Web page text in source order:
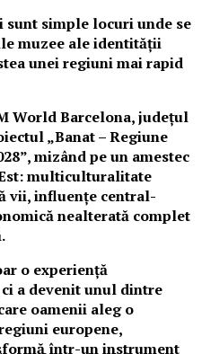
sunt simple locuri unde se
muzee ale identității
unei regiuni mai rapid
World Barcelona, județul
„Banat – Regiune
mizând pe un amestec
multiculturalitate
vii, influențe central-
nealterată complet
o experiență
a devenit unul dintre
oamenii aleg o
europene,
într-un instrument